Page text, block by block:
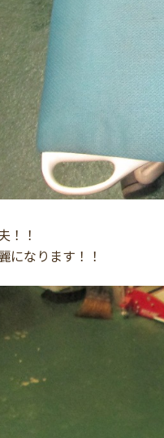
！！
になります！！